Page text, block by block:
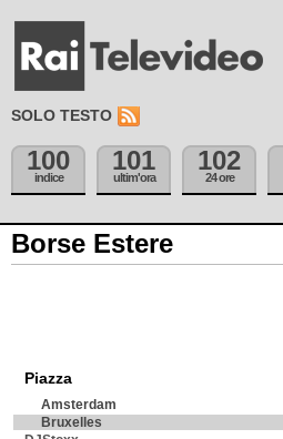
SOLO TESTO
100
indice
101
ultim'ora
102
24 ore
Borse Estere
Piazza
Amsterdam
Bruxelles